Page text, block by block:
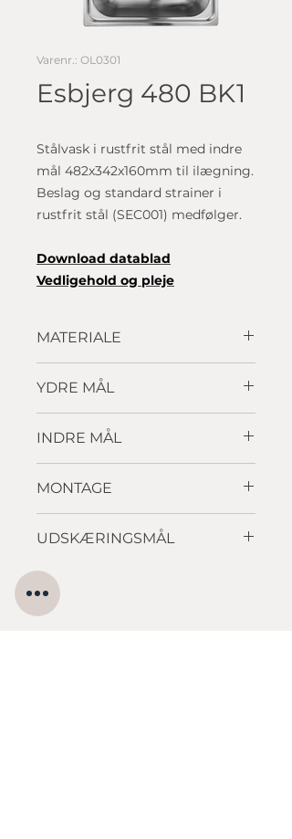
Varenr.: OL0301
Esbjerg 480 BK1
Stålvask i rustfrit stål med indre
mål 482x342x160mm til ilægning.
Beslag og standard strainer i
rustfrit stål (SEC001) medfølger.
Download datablad
Vedligehold og pleje
MATERIALE
YDRE MÅL
INDRE MÅL
MONTAGE
UDSKÆRINGSMÅL